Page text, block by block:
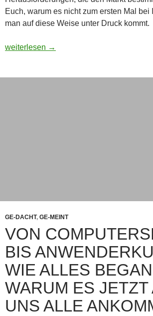
Euch, warum es nicht zum ersten Mal bei
man auf diese Weise unter Druck kommt.
Da brennt der Chip: Intel vs. Qualcomm
weiterlesen →
GE-DACHT, GE-MEINT
VON
BIS
WIE ALLES
WARUM ES JETZT
UNS ALLE